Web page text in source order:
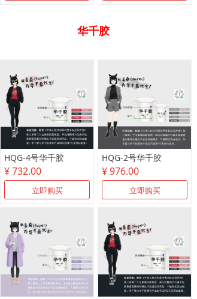
HQG-4号华千胶
¥ 732.00
立即购买
HQG-2号华千胶
¥ 976.00
立即购买
华千胶